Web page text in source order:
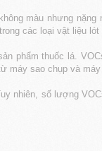
màu nhưng
các loại vật liệu lót
phẩm thuốc lá.
máy sao chụp và máy
nhiên, số lượng